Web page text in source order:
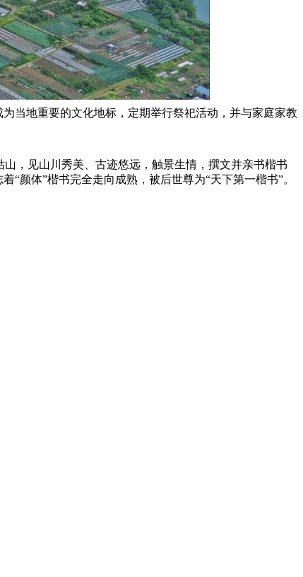
当地重要的文化地标，定期举行祭祀活动，并与家庭家教
，见山川秀美、古迹悠远，触景生情，撰文并亲书楷书
颜体”楷书完全走向成熟，被后世尊为“天下第一楷书”。